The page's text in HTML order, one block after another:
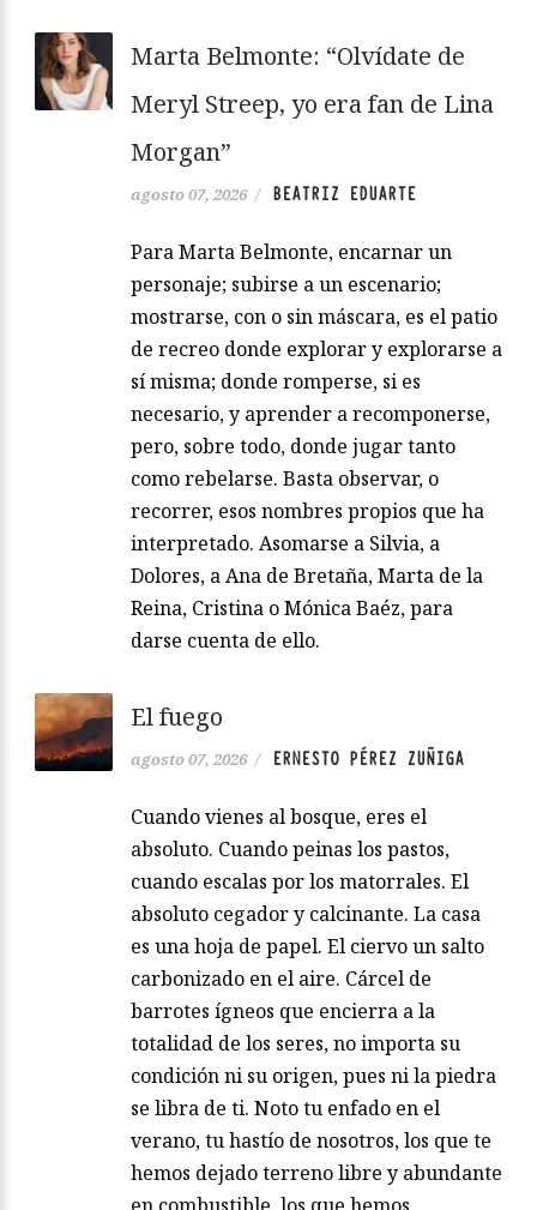
Marta Belmonte: “Olvídate de
Meryl Streep, yo era fan de Lina
Morgan”
agosto 07, 2026 / BEATRIZ EDUARTE
Para Marta Belmonte, encarnar un
personaje; subirse a un escenario;
mostrarse, con o sin máscara, es el patio
de recreo donde explorar y explorarse a
sí misma; donde romperse, si es
necesario, y aprender a recomponerse,
pero, sobre todo, donde jugar tanto
como rebelarse. Basta observar, o
recorrer, esos nombres propios que ha
interpretado. Asomarse a Silvia, a
Dolores, a Ana de Bretaña, Marta de la
Reina, Cristina o Mónica Baéz, para
darse cuenta de ello.
El fuego
agosto 07, 2026 / ERNESTO PÉREZ ZUÑIGA
Cuando vienes al bosque, eres el
absoluto. Cuando peinas los pastos,
cuando escalas por los matorrales. El
absoluto cegador y calcinante. La casa
es una hoja de papel. El ciervo un salto
carbonizado en el aire. Cárcel de
barrotes ígneos que encierra a la
totalidad de los seres, no importa su
condición ni su origen, pues ni la piedra
se libra de ti. Noto tu enfado en el
verano, tu hastío de nosotros, los que te
hemos dejado terreno libre y abundante